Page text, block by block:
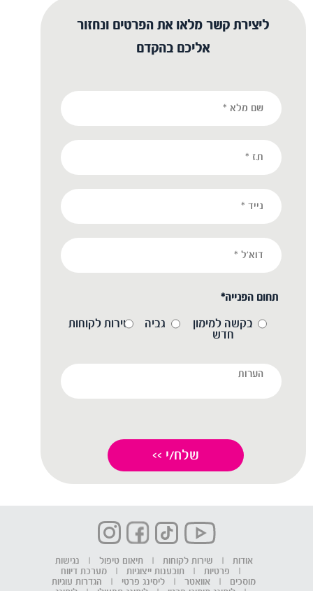
ליצירת קשר מלאו את הפרטים ונחזור
אליכם בהקדם
תחום הפנייה*
בקשה למימון
חדש
גביה שירות לקוחות
אודות | שירות לקוחות | תיאום טיפול |
נגישות
|
פרטיות | תובענות ייצוגיות |
מערכת דיווח
מוסכים
| אוואטר | ליסינג פרטי |
הגדרות עוגיות